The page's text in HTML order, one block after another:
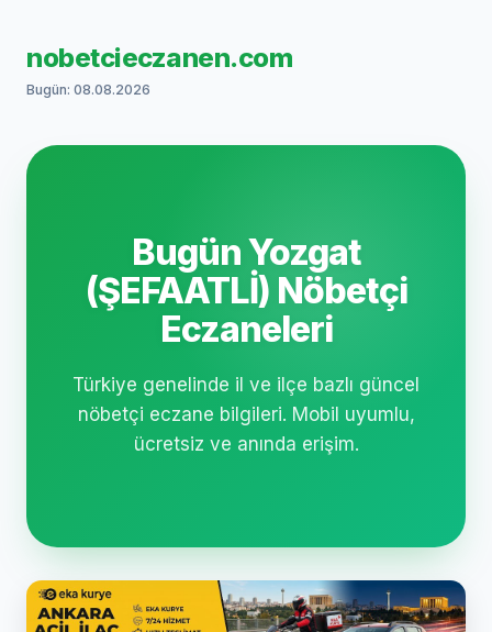
nobetcieczanen.com
Bugün: 08.08.2026
Bugün Yozgat
(ŞEFAATLİ) Nöbetçi
Eczaneleri
Türkiye genelinde il ve ilçe bazlı güncel
nöbetçi eczane bilgileri. Mobil uyumlu,
ücretsiz ve anında erişim.